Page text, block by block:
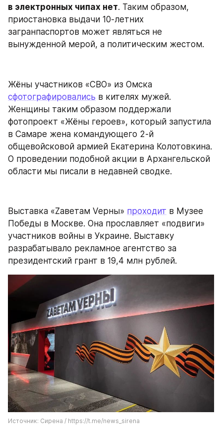
в электронных чипах нет. Таким образом,
приостановка выдачи 10-летних
загранпаспортов может являться не
вынужденной мерой, а политическим жестом.
сфотографировались в кителях мужей.
Женщины таким образом поддержали
фотопроект «Жёны героев», который запустила
в Самаре жена командующего 2-й
общевойсковой армией Екатерина Колотовкина.
О проведении подобной акции в Архангельской
области мы писали в недавней сводке.
Выставка «Zaвeтам Veрны» проходит в Музее
Победы в Москве. Она прославляет «подвиги»
участников войны в Украине. Выставку
разрабатывало рекламное агентство за
президентский грант в 19,4 млн рублей.
Источник: Сирена / https://t.me/news_sirena